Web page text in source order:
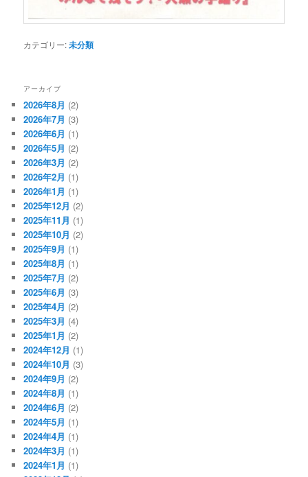
カテゴリー:未分類
アーカイブ
2026年8月 (2)
2026年7月 (3)
2026年6月 (1)
2026年5月 (2)
2026年3月 (2)
2026年2月 (1)
2026年1月 (1)
2025年12月 (2)
2025年11月 (1)
2025年10月 (2)
2025年9月 (1)
2025年8月 (1)
2025年7月 (2)
2025年6月 (3)
2025年4月 (2)
2025年3月 (4)
2025年1月 (2)
2024年12月 (1)
2024年10月 (3)
2024年9月 (2)
2024年8月 (1)
2024年6月 (2)
2024年5月 (1)
2024年4月 (1)
2024年3月 (1)
2024年1月 (1)